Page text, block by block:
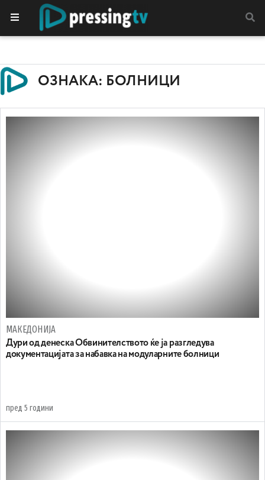
ОЗНАКА: БОЛНИЦИ
МАКЕДОНИЈА
Дури од денеска Обвинителството ќе ја разгледува
документацијата за набавка на модуларните болници
пред 5 години